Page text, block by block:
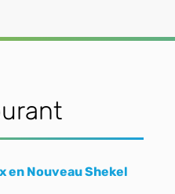
en Nouveau Shekel